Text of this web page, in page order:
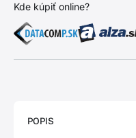
Kde kúpiť online?
POPIS